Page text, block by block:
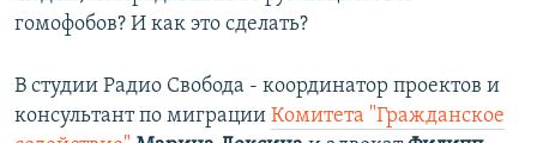
гомофобов? И как это сделать?
В студии Радио Свобода - координатор проектов и
консультант по миграции Комитета "Гражданское